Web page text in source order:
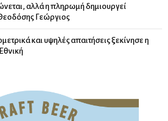
αλλά η πληρωμή δημιουργεί
Γεώργιος
και υψηλές απαιτήσεις ξεκίνησε η